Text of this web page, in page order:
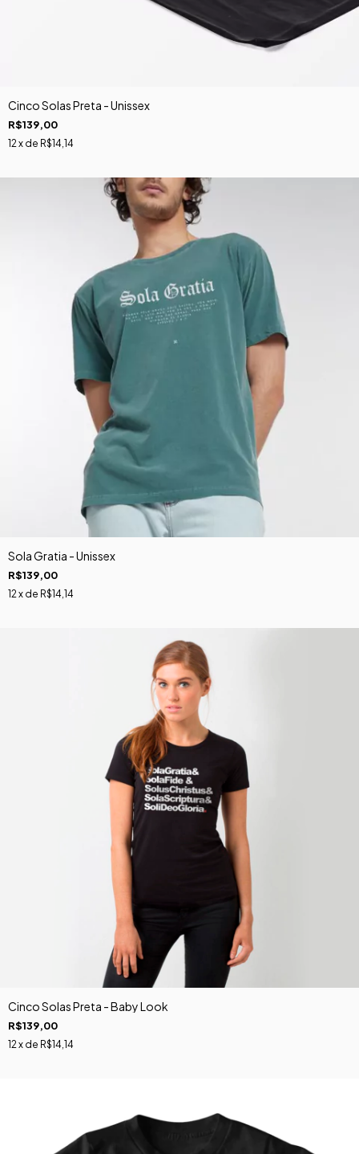
Cinco Solas Preta - Unissex
R$139,00
12 x de R$14,14
Sola Gratia - Unissex
R$139,00
12 x de R$14,14
Cinco Solas Preta - Baby Look
R$139,00
12 x de R$14,14